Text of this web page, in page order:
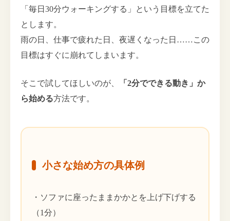
「毎日30分ウォーキングする」という目標を立てた
とします。
雨の日、仕事で疲れた日、夜遅くなった日……この
目標はすぐに崩れてしまいます。
そこで試してほしいのが、
「2分でできる動き」か
ら始める方法です。
小さな始め方の具体例
・ソファに座ったままかかとを上げ下げする
（1分）